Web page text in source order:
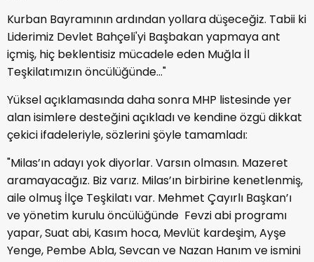
Kurban Bayramının ardından yollara düşeceğiz. Tabii ki
Liderimiz Devlet Bahçeli'yi Başbakan yapmaya ant
içmiş, hiç beklentisiz mücadele eden Muğla İl
Teşkilatımızın öncülüğünde…"
Yüksel açıklamasında daha sonra MHP listesinde yer
alan isimlere desteğini açıkladı ve kendine özgü dikkat
çekici ifadeleriyle, sözlerini şöyle tamamladı:
"Milas’ın adayı yok diyorlar. Varsın olmasın. Mazeret
aramayacağız. Biz varız. Milas’ın birbirine kenetlenmiş,
aile olmuş İlçe Teşkilatı var. Mehmet Çayırlı Başkan’ı
ve yönetim kurulu öncülüğünde Fevzi abi programı
yapar, Suat abi, Kasım hoca, Mevlüt kardeşim, Ayşe
Yenge, Pembe Abla, Sevcan ve Nazan Hanım ve ismini